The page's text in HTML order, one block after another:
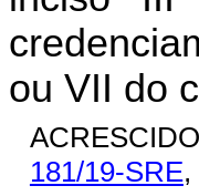
ou VII do
181/19-SRE,